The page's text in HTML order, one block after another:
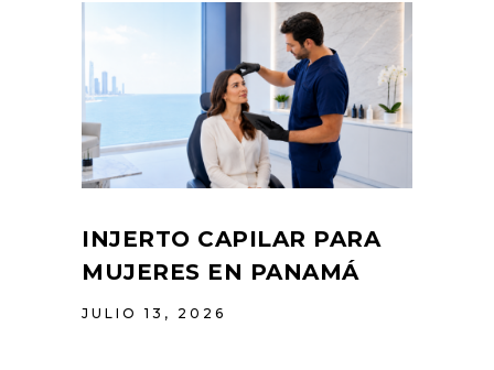
INJERTO CAPILAR PARA
MUJERES EN PANAMÁ
JULIO 13, 2026